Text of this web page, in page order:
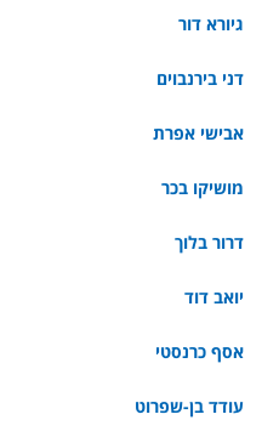
גיורא דור
דני בירנבוים
אבישי אפרת
מושיקו בכר
דרור בלוך
יואב דוד
אסף כרנסטי
עודד בן-שפרוט